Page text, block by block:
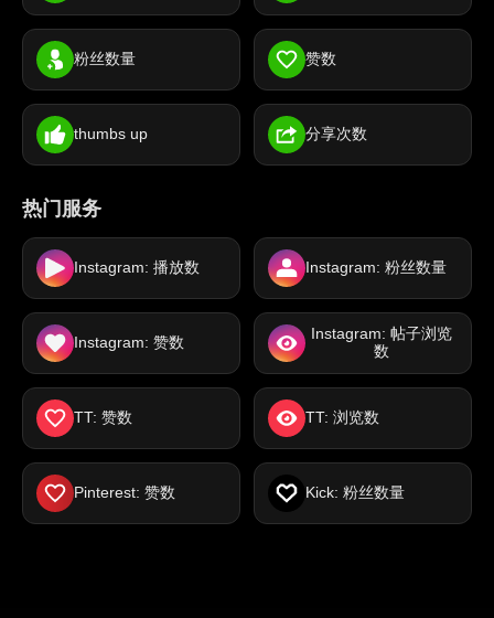
粉丝数量 赞数
thumbs up 分享次数
热门服务
Instagram: 播放数 Instagram: 粉丝数量
Instagram: 赞数
Instagram: 帖子浏览
数
TT: 赞数 TT: 浏览数
Pinterest: 赞数 Kick: 粉丝数量